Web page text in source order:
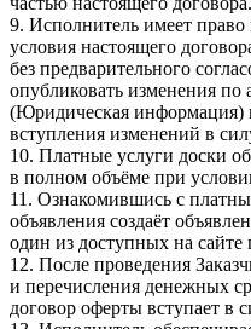
9. Исполнитель имеет
условия настоящего
без предварительного
опубликовать изменения по
(Юридическая информация)
вступления изменений в
10. Платные услуги доски
в полном объёме при
11. Ознакомившись с
объявления создаёт
один из доступных на сайте
12. После проведения
и перечисления денежных
договор оферты вступает в